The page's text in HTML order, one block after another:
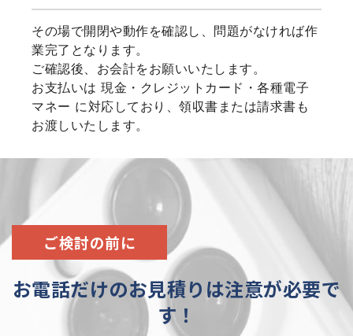
その場で開閉や動作を確認し、問題がなければ作
業完了となります。
ご確認後、お会計をお願いいたします。
お支払いは 現金・クレジットカード・各種電子
マネー に対応しており、領収書または請求書も
お渡しいたします。
ご検討の前に
お電話だけのお見積りは注意が必要で
す！